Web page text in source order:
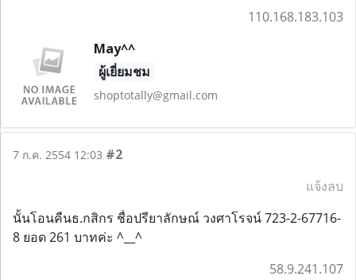
110.168.183.103
May^^
ผู้เยี่ยมชม
shoptotally@gmail.com
7 ก.ค. 2554 12:03 #2
แจ้งลบ
นั้นโอนคืนธ.กสิกร ชื่อปรียาลักษณ์ วงศาโรจน์ 723-2-67716-
8 ยอด 261 บาทค่ะ ^__^
58.9.241.107